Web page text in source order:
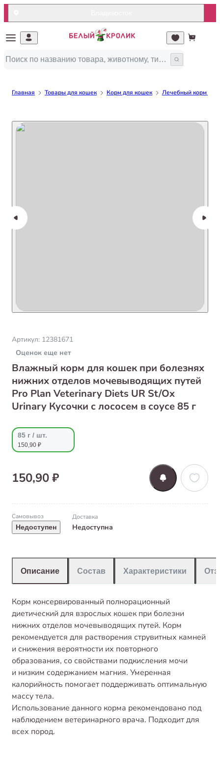
Главная Товары для кошек Корм для кошек Лечебный корм для
Артикул: 12381671
Оценок еще нет
Влажный корм для кошек при болезнях
нижних отделов мочевыводящих путей
Pro Plan Veterinary Diets UR St/Ox
Urinary Кусочки с лососем в соусе 85 г
85 г / шт.
150,90 ₽
150,90 ₽
Самовывоз
Недоступен
Доставка
Недоступна
Описание Состав Характеристики
Корм консервированный полнорационный
диетический для взрослых кошек при болезни
нижних отделов мочевыводящих путей. Корм
рекомендуется для растворения струвитных камней
и снижения вероятности их повторного
образования, со свойствами подкисления мочи
и низким содержанием магния. Умеренная
калорийность помогает поддерживать оптимальную
массу тела.
Использование данного корма рекомендовано под
наблюдением ветеринарного врача. Подходит для
всех пород.